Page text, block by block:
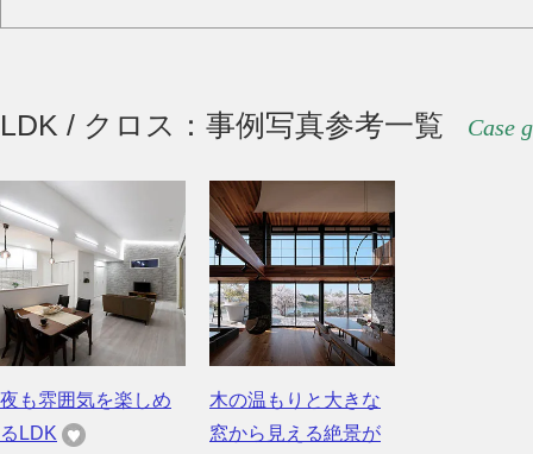
LDK / クロス：事例写真参考一覧 Case
夜も雰囲気を楽しめ
るLDK
木の温もりと大きな
窓から見える絶景が